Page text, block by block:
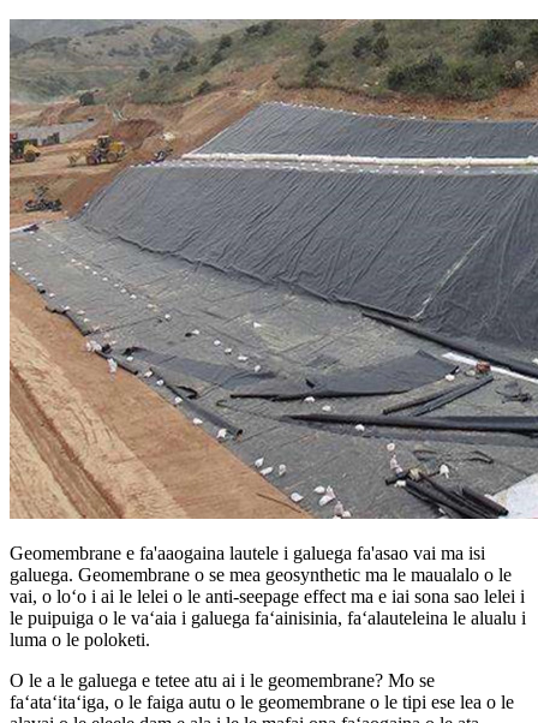
Geomembrane e fa'aaogaina lautele i galuega fa'asao vai ma isi
galuega. Geomembrane o se mea geosynthetic ma le maualalo o le
vai, o loʻo i ai le lelei o le anti-seepage effect ma e iai sona sao lelei i
le puipuiga o le vaʻaia i galuega faʻainisinia, faʻalauteleina le alualu i
luma o le poloketi.
O le a le galuega e tetee atu ai i le geomembrane? Mo se
faʻataʻitaʻiga, o le faiga autu o le geomembrane o le tipi ese lea o le